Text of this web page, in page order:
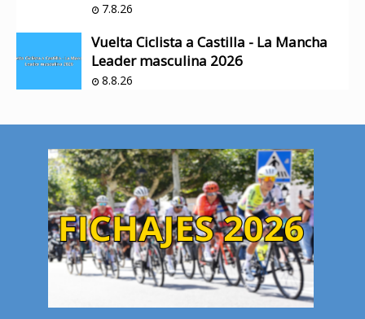
7.8.26
Vuelta Ciclista a Castilla - La Mancha
Leader masculina 2026
8.8.26